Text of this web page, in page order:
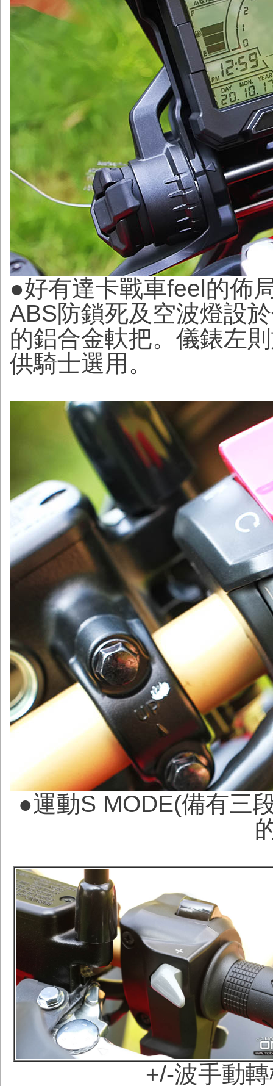
●好有達卡戰車feel的佈
ABS防鎖死及空波燈設
的鋁合金軑把。儀錶左
供騎士選用。
●運動S MODE(備有三
+/-波手動